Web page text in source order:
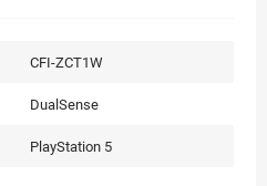
CFI-ZCT1W
DualSense
PlayStation 5